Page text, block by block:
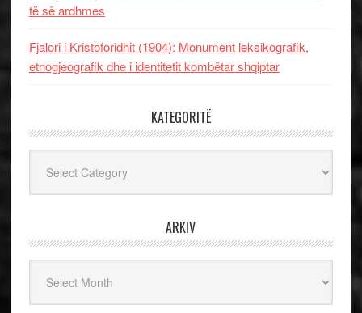
të së ardhmes
Fjalori i Kristoforidhit (1904): Monument leksikografik,
etnogjeografik dhe i identitetit kombëtar shqiptar
KATEGORITË
ARKIV